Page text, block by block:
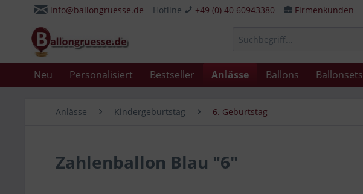
info@ballongruesse.de Hotline +49 (0) 40 60943380 Firmenkunden
Neu Personalisiert Bestseller Anlässe Ballons Ballonsets
Anlässe Kindergeburtstag 6. Geburtstag
Zahlenballon Blau "6"